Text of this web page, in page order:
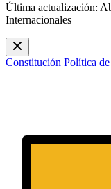
Última actualización:
Internacionales
Constitución Política